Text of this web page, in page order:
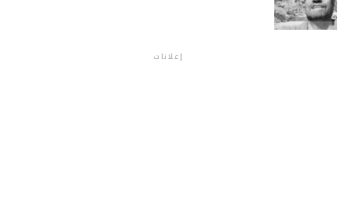
إعلانات